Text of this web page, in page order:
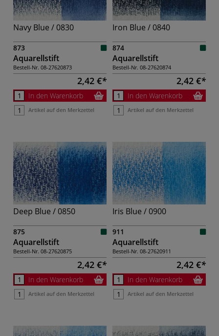
Navy Blue / 0830
873
Aquarellstift
Bestell-Nr. 08-27620873
2,42 €
In den Warenkorb
Artikel auf den Merkzettel
Iron Blue / 0840
874
Aquarellstift
Bestell-Nr. 08-27620874
2,42 €
In den Warenkorb
Artikel auf den Merkzettel
Deep Blue / 0850
875
Aquarellstift
Bestell-Nr. 08-27620875
2,42 €
In den Warenkorb
Artikel auf den Merkzettel
Iris Blue / 0900
911
Aquarellstift
Bestell-Nr. 08-27620911
2,42 €
In den Warenkorb
Artikel auf den Merkzettel